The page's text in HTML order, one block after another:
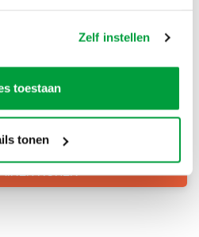
Zelf instellen
toestaan
tonen
container
HUREN